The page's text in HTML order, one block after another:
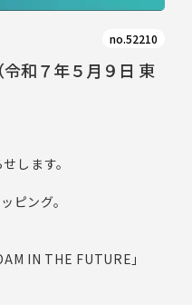
no.52210
和７年５月９日 東
します。
ピング。
IN THE FUTURE」